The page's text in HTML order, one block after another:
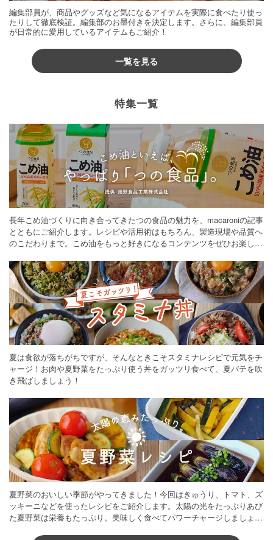
編集部員が、商品やグッズなど気になるアイテムを実際に食べたり使っ
たりして徹底検証。編集部のお墨付きを決定します。さらに、編集部員
が日常的に愛用しているアイテムもご紹介！
一覧を見る
特集一覧
長年こめ油づくりに向き合ってきたつの食品の魅力を、macaroniの記事
とともにご紹介します。レシピや活用術はもちろん、製造現場や品質へ
のこだわりまで。こめ油をもっと好きになるコンテンツをぜひお楽しみ
夏は食欲が落ちがちですが、そんなときこそスタミナレシピで元気をチ
ャージ！お肉や夏野菜をたっぷり使う丼をガッツリ食べて、夏バテを吹
き飛ばしましょう！
夏野菜のおいしい季節がやってきました！今回はきゅうり、トマト、ズ
ッキーニなどを使ったレシピをご紹介します。太陽の光をたっぷりあび
た夏野菜は栄養もたっぷり。美味しく食べてパワーチャージしましょう